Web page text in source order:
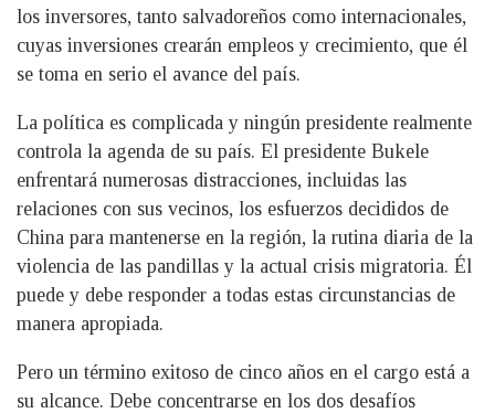
los inversores, tanto salvadoreños como internacionales,
cuyas inversiones crearán empleos y crecimiento, que él
se toma en serio el avance del país.
La política es complicada y ningún presidente realmente
controla la agenda de su país. El presidente Bukele
enfrentará numerosas distracciones, incluidas las
relaciones con sus vecinos, los esfuerzos decididos de
China para mantenerse en la región, la rutina diaria de la
violencia de las pandillas y la actual crisis migratoria. Él
puede y debe responder a todas estas circunstancias de
manera apropiada.
Pero un término exitoso de cinco años en el cargo está a
su alcance. Debe concentrarse en los dos desafíos